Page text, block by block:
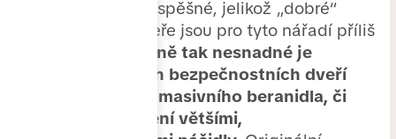
jsou většinou neúspěšné, jelikož „dobré“
bezpečnostní dveře jsou pro tyto nářadí příliš
Stejně tak nesnadné je
vyrážení dobrých bezpečnostních dveří
prostřednictvím masivního beranidla, či
pokusy o vypáčení většími,